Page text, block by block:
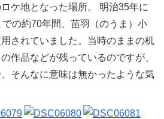
ケ地となった場所。 明治35年に
の約70年間、苗羽（のうま）小
されていました。当時のままの机
作品などが残っているのですが、
そんなに意味は無かったような気